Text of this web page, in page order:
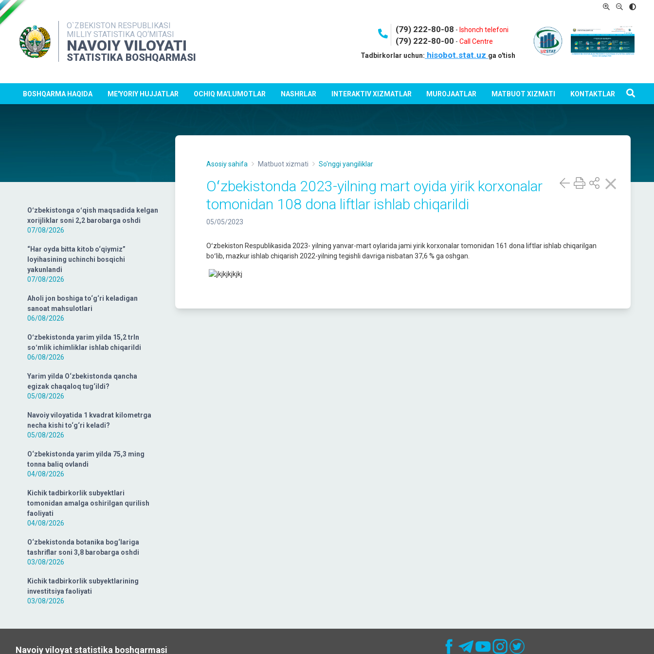
O`ZBEKISTON RESPUBLIKASI
MILLIY STATISTIKA QO‘MITASI
NAVOIY VILOYATI
STATISTIKA BOSHQARMASI
(79) 222-80-08 - Ishonch telefoni
(79) 222-80-00 -Call Centre
Tadbirkorlar uchun: hisobot.stat.uz ga o'tish
BOSHQARMA HAQIDA ME'YORIY HUJJATLAR OCHIQ MA'LUMOTLAR NASHRLAR INTERAKTIV XIZMATLAR MUROJAATLAR MATBUOT XIZMATI KONTAKTLAR
Oʻzbekistonga oʻqish maqsadida kelgan
xorijliklar soni 2,2 barobarga oshdi
07/08/2026
“Har oyda bitta kitob o‘qiymiz”
loyihasining uchinchi bosqichi
yakunlandi
07/08/2026
Aholi jon boshiga to‘g‘ri keladigan
sanoat mahsulotlari
06/08/2026
Oʻzbekistonda yarim yilda 15,2 trln
soʻmlik ichimliklar ishlab chiqarildi
06/08/2026
Yarim yilda O‘zbekistonda qancha
egizak chaqaloq tug‘ildi?
05/08/2026
Navoiy viloyatida 1 kvadrat kilometrga
necha kishi to‘g‘ri keladi?
05/08/2026
O‘zbekistonda yarim yilda 75,3 ming
tonna baliq ovlandi
04/08/2026
Kichik tadbirkorlik subyektlari
tomonidan amalga oshirilgan qurilish
faoliyati
04/08/2026
O‘zbekistonda botanika bog‘lariga
tashriflar soni 3,8 barobarga oshdi
03/08/2026
Kichik tadbirkorlik subyektlarining
investitsiya faoliyati
03/08/2026
Asosiy sahifa Matbuot xizmati So'nggi yangiliklar
Oʻzbekistonda 2023-yilning mart oyida yirik korxonalar
tomonidan 108 dona liftlar ishlab chiqarildi
05/05/2023
Oʻzbekiston Respublikasida 2023- yilning yanvar-mart oylarida jami yirik korxonalar tomonidan 161 dona liftlar ishlab chiqarilgan
boʻlib, mazkur ishlab chiqarish 2022-yilning tegishli davriga nisbatan 37,6 % ga oshgan.
Navoiy viloyat statistika boshqarmasi